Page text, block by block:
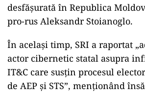
desfășurată în Republica
pro-rus Aleksandr Stoianoglo.
În același timp, SRI a raportat
actor cibernetic statal asupra
IT&C care susțin procesul
de AEP și STS”, menționând